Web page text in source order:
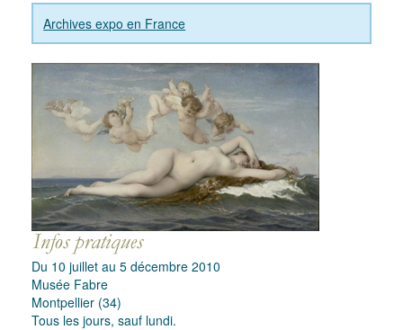
Archives expo en France
Du 10 juillet au 5 décembre 2010
Musée Fabre
Montpellier (34)
Tous les jours, sauf lundi.